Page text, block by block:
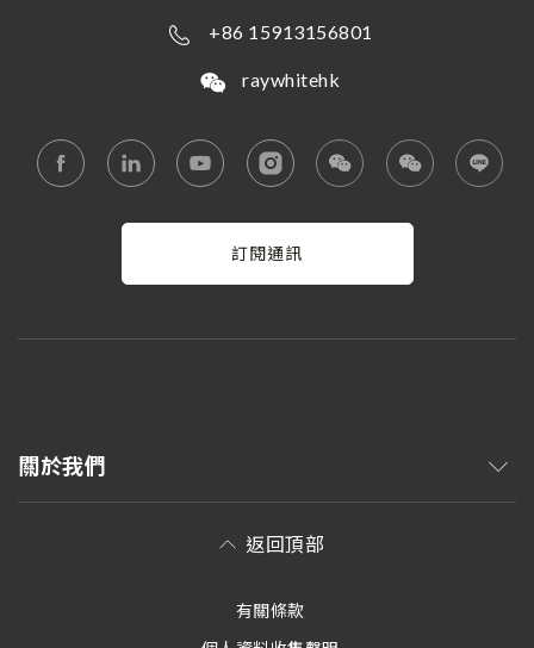
+86 15913156801
raywhitehk
訂閱通訊
關於我們
返回頂部
有關條款